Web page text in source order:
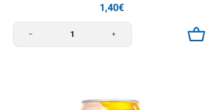
1,40€
Limonada omena 0,33l Morshynska määrä